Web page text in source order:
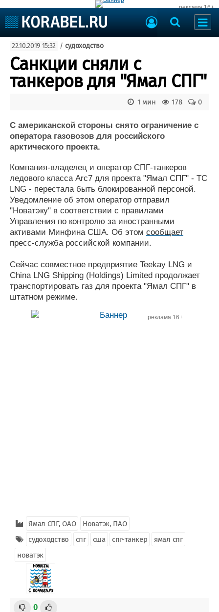
реклама 16+
Судоходство
Судоремонт
События
Порты
Еще
Судостроение
Новости
Компании
Репутация
Работа
Крюинг
Журнал
Реклама
Торговая площадка
Продажа флота
Оборудование
Изделия
Материалы
Услуги
Конференции
Выставки и семинары
Личности
Флот
Галерея флота
Все службы
22.10.2019 15:32 / судоходство
Санкции сняли с
танкеров для "Ямал СПГ"
0
178
1 мин
С американской стороны снято ограничение с
оператора газовозов для российского
арктического проекта.
Компания-владелец и оператор СПГ-танкеров
ледового класса Arc7 для проекта "Ямал СПГ" - TC
LNG - перестала быть блокированной персоной.
Уведомление об этом оператор отправил
"Новатэку" в соответствии с правилами
Управления по контролю за иностранными
активами Минфина США. Об этом сообщает
пресс-служба российской компании.
Сейчас совместное предприятие Teekay LNG и
China LNG Shipping (Holdings) Limited продолжает
транспортировать газ для проекта "Ямал СПГ" в
штатном режиме.
реклама 16+
Ямал СПГ, ОАО
Новатэк, ПАО
судоходство
спг сша спг-танкер
ямал спг
новатэк
0